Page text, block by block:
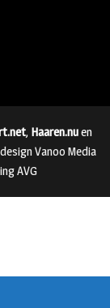
, Haaren.nuen
Vanoo Media
AVG